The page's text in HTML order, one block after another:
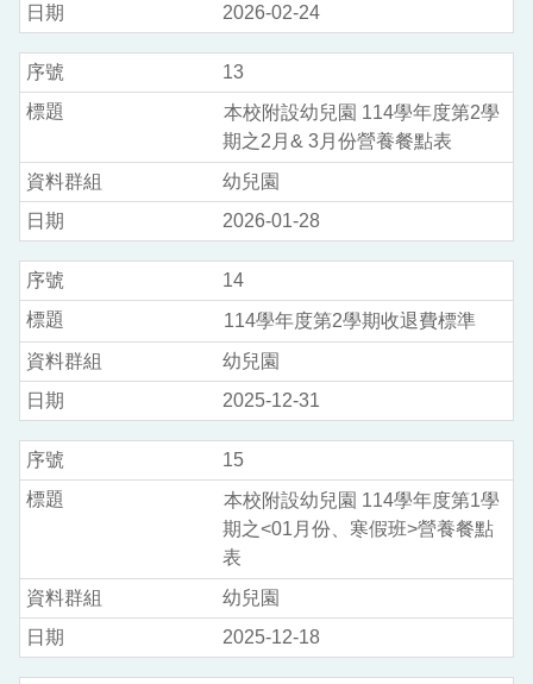
2026-02-24
13
本校附設幼兒園 114學年度第2學
期之2月& 3月份營養餐點表
幼兒園
2026-01-28
14
114學年度第2學期收退費標準
幼兒園
2025-12-31
15
本校附設幼兒園 114學年度第1學
期之<01月份、寒假班>營養餐點
表
幼兒園
2025-12-18